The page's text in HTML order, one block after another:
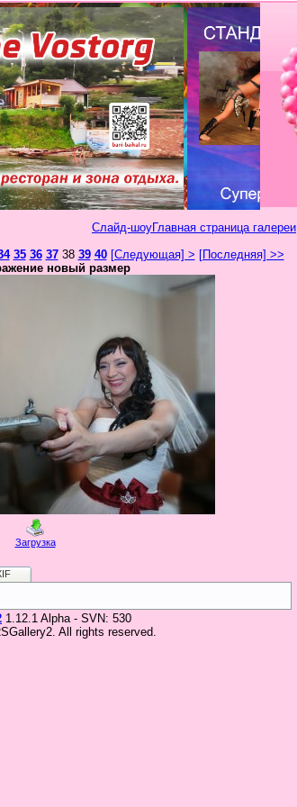
Главная страница галереи
Слайд-шоу
35 36 37 38 39 40 [Следующая] > [Последняя] >>
новый размер
Загрузка
1.12.1 Alpha - SVN: 530
All rights reserved.